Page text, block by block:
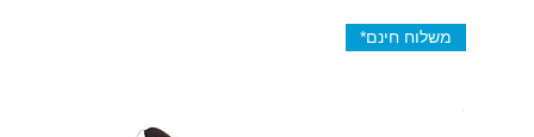
משלוח חינם*